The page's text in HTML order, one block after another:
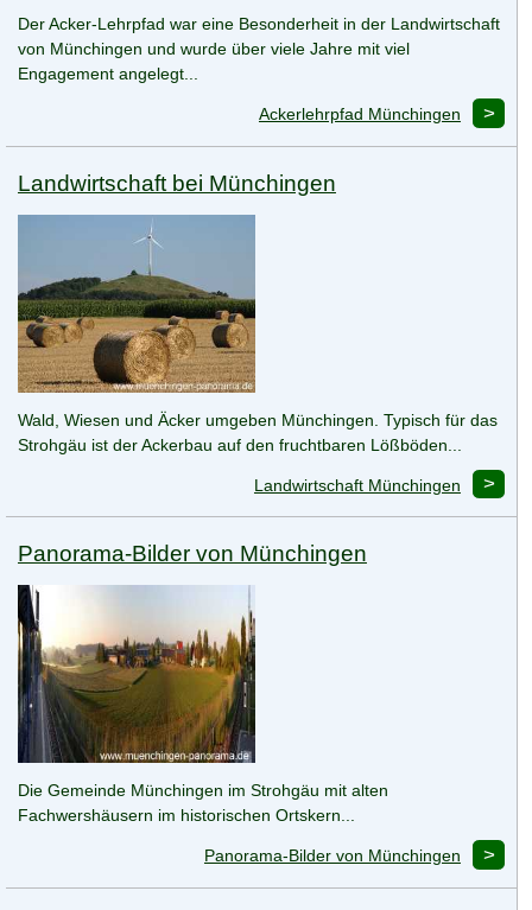
Der Acker-Lehrpfad war eine Besonderheit in der Landwirtschaft
von Münchingen und wurde über viele Jahre mit viel
Engagement angelegt...
Ackerlehrpfad Münchingen
Landwirtschaft bei Münchingen
Wald, Wiesen und Äcker umgeben Münchingen. Typisch für das
Strohgäu ist der Ackerbau auf den fruchtbaren Lößböden...
Landwirtschaft Münchingen
Panorama-Bilder von Münchingen
Die Gemeinde Münchingen im Strohgäu mit alten
Fachwershäusern im historischen Ortskern...
Panorama-Bilder von Münchingen